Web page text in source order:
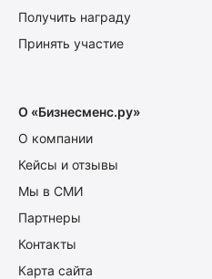
Получить награду
Принять участие
О «Бизнесменс.ру»
О компании
Кейсы и отзывы
Мы в СМИ
Партнеры
Контакты
Карта сайта